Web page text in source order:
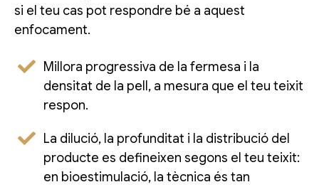
si el teu cas pot respondre bé a aquest
enfocament.
Millora progressiva de la fermesa i la
densitat de la pell, a mesura que el teu teixit
respon.
La dilució, la profunditat i la distribució del
producte es defineixen segons el teu teixit:
en bioestimulació, la tècnica és tan